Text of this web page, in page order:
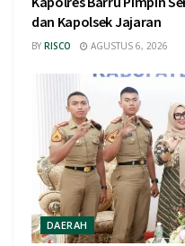
dan Kapolsek Jajaran
BY RISCO AGUSTUS 6, 2026
DAERAH